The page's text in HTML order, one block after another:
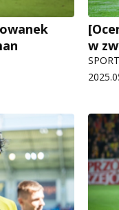
w
SPORT